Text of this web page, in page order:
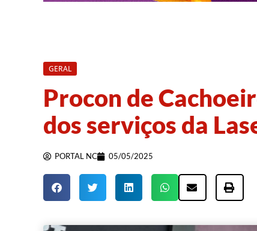
GERAL
Procon de
dos serviços da
PORTAL NC 05/05/2025